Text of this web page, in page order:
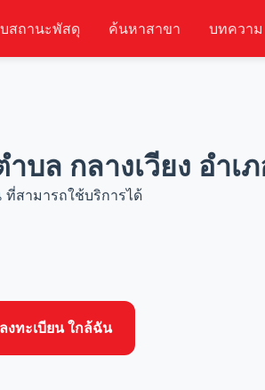
สถานะพัสดุ ค้นหาสาขา บทความ
ล กลางเวียง อำเ
ที่สามารถใช้บริการได้
ทะเบียน ใกล้ฉัน